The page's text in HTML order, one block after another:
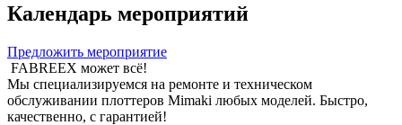
Календарь мероприятий
Предложить мероприятие
FABREEX может всё!
Мы специализируемся на ремонте и техническом
обслуживании плоттеров Mimaki любых моделей. Быстро,
качественно, с гарантией!